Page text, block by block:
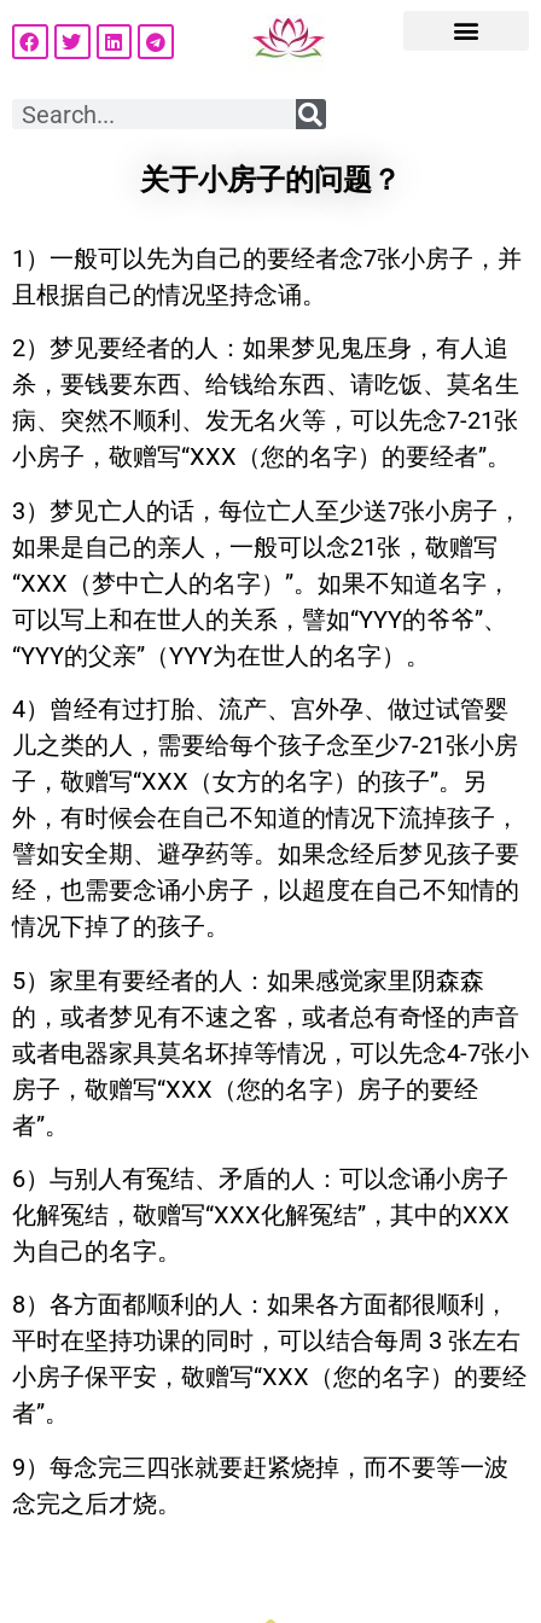
关于小房子的问题？
1）一般可以先为自己的要经者念7张小房子，并
且根据自己的情况坚持念诵。
2）梦见要经者的人：如果梦见鬼压身，有人追
杀，要钱要东西、给钱给东西、请吃饭、莫名生
病、突然不顺利、发无名火等，可以先念7-21张
小房子，敬赠写“XXX（您的名字）的要经者”。
3）梦见亡人的话，每位亡人至少送7张小房子，
如果是自己的亲人，一般可以念21张，敬赠写
“XXX（梦中亡人的名字）”。如果不知道名字，
可以写上和在世人的关系，譬如“YYY的爷爷”、
“YYY的父亲”（YYY为在世人的名字）。
4）曾经有过打胎、流产、宫外孕、做过试管婴
儿之类的人，需要给每个孩子念至少7-21张小房
子，敬赠写“XXX（女方的名字）的孩子”。另
外，有时候会在自己不知道的情况下流掉孩子，
譬如安全期、避孕药等。如果念经后梦见孩子要
经，也需要念诵小房子，以超度在自己不知情的
情况下掉了的孩子。
5）家里有要经者的人：如果感觉家里阴森森
的，或者梦见有不速之客，或者总有奇怪的声音
或者电器家具莫名坏掉等情况，可以先念4-7张小
房子，敬赠写“XXX（您的名字）房子的要经
者”。
6）与别人有冤结、矛盾的人：可以念诵小房子
化解冤结，敬赠写“XXX化解冤结”，其中的XXX
为自己的名字。
8）各方面都顺利的人：如果各方面都很顺利，
平时在坚持功课的同时，可以结合每周 3 张左右
小房子保平安，敬赠写“XXX（您的名字）的要经
者”。
9）每念完三四张就要赶紧烧掉，而不要等一波
念完之后才烧。